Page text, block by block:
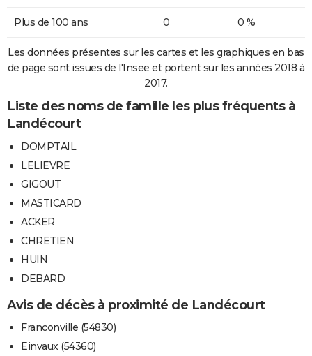
Plus de 100 ans 0 0 %
Les données présentes sur les cartes et les graphiques en bas
de page sont issues de l'Insee et portent sur les années 2018 à
2017.
Liste des noms de famille les plus fréquents à
Landécourt
DOMPTAIL
LELIEVRE
GIGOUT
MASTICARD
ACKER
CHRETIEN
HUIN
DEBARD
Avis de décès à proximité de Landécourt
Franconville (54830)
Einvaux (54360)